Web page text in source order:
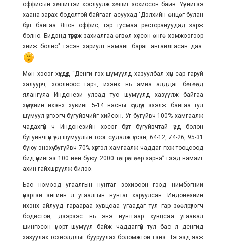
оффисын хөшигтэй хослуулж хөшиг зохиосон байв. Үүнийгээ
хаана зарах бодолтой байгааг асуухад "Дэлхийн өнцөг булан
бүрт байгаа Япон оффис, тэр тусмаа ресторануудад зарж
болно. Бидэнд түрүүлж захиалгаа өгвөл хүссэн өнгө хэмжээгээр
хийж болно" гэсэн хариулт намайг бараг ангайлгасан даа.
Мөн хэсэг хүүхдүүд “Денги гэх шумуулд хазуулбал хүн сар гаруй
халуурч, хоолноос гарч, ихэнх нь амиа алддаг бөгөөд
ялангуяа Индонези улсад тус шумуулд хазуулж байгаа
хүмүүсийн ихэнх хувийг 5-14 насны хүүхдүүд эзэлж байгаа тул
шумуул үргээгч бугуйвчийг хийсэн. Уг бугуйвч 100% хамгаалж
чадахгүй ч Индонезийн хэсэг бүрт бугуйвчтай үед болон
бугуйвчгүй үед шумуулын тоог судалж үзсэн, 64-12, 74-26, 95-31
буюу энэхүү бугуйвч 70% хүртэл хамгаалж чаддаг гэж тооцсоод
бид үүнийгээ 100 иен буюу 2000 төгрөгөөр зарна” гээд намайг
ахин гайхшруулж билээ.
Бас нэмээд угаалгын нунтаг зохиосон гээд нимбэгний
үнэртэй энгийн л угаалгын нунтаг харуулсан. Индонезийн
ихэнх айлууд гараараа хувцсаа угаадаг тул гар зөөлрүүлэгч
бодистой, дээрээс нь энэ нунтгаар хувцсаа угаавал
шингэсэн үнэрт шумуул байж чаддаггүй тул бас л денгид
хазуулах тохиолдлыг бууруулах боломжтой гэнэ. Тэгээд яаж